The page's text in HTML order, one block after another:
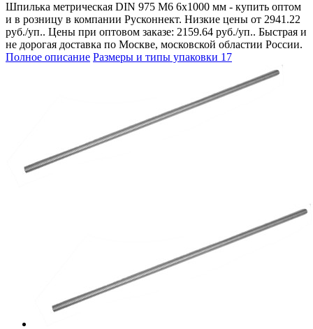
Шпилька метрическая DIN 975 М6 6х1000 мм - купить оптом
и в розницу в компании Русконнект. Низкие цены от 2941.22
руб./уп.. Цены при оптовом заказе: 2159.64 руб./уп.. Быстрая и
не дорогая доставка по Москве, московской областии России.
Полное описание Размеры и типы упаковки 17